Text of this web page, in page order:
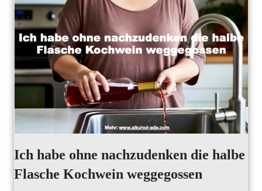
Ich habe ohne nachzudenken die halbe
Flasche Kochwein weggegossen